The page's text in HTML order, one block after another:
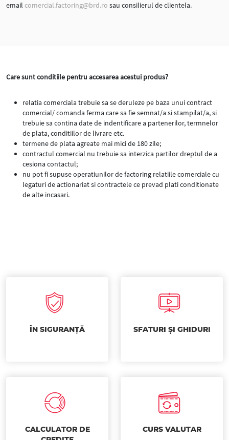
email comercial.factoring@brd.ro sau consilierul de clientela.
Care sunt conditiile pentru accesarea acestui produs?
relatia comerciala trebuie sa se deruleze pe baza unui contract
comercial/ comanda ferma care sa fie semnat/a si stampilat/a, si
trebuie sa contina date de indentificare a partenerilor, termnelor
de plata, conditiilor de livrare etc.
termene de plata agreate mai mici de 180 zile;
contractul comercial nu trebuie sa interzica partilor dreptul de a
cesiona contactul;
nu pot fi supuse operatiunilor de factoring relatiile comerciale cu
legaturi de actionariat si contractele ce prevad plati conditionate
de alte incasari.
ÎN SIGURANȚĂ SFATURI ȘI GHIDURI
CALCULATOR DE
CURS VALUTAR